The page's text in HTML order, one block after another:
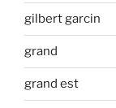
gilbert garcin
grand
grand est